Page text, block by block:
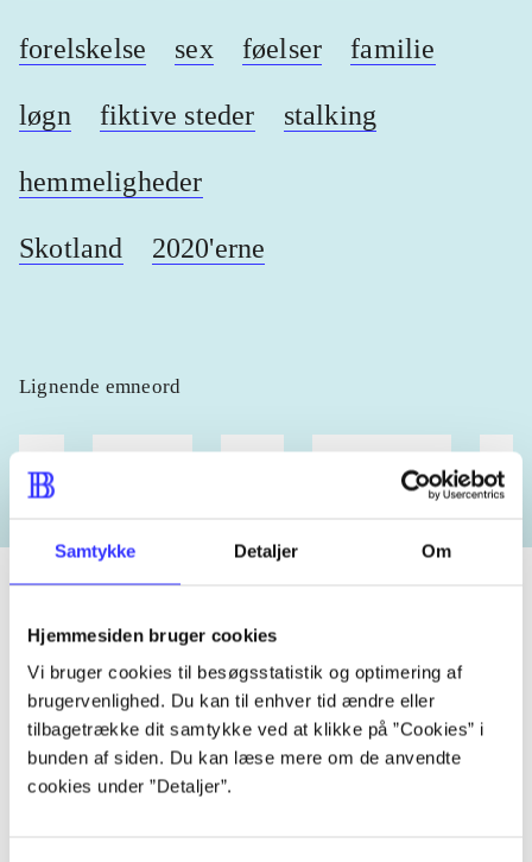
Samtykke Detaljer Om
Hjemmesiden bruger cookies
Vi bruger cookies til besøgsstatistik og optimering af
brugervenlighed. Du kan til enhver tid ændre eller
tilbagetrække dit samtykke ved at klikke på ”Cookies” i
bunden af siden. Du kan læse mere om de anvendte
cookies under ”Detaljer”.
forelskelse sex føelser familie
løgn fiktive steder stalking
hemmeligheder
Skotland 2020'erne
Lignende emneord
ridning hestesygdomme vokal
Tidsskrift
Artiklen er en del af
lorem ipsum dolor sit amet ...
Tidsskrift